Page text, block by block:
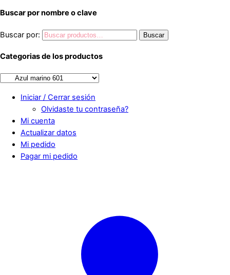
Buscar por nombre o clave
Buscar por: Buscar
Categorias de los productos
Iniciar / Cerrar sesión
Olvidaste tu contraseña?
Mi cuenta
Actualizar datos
Mi pedido
Pagar mi pedido